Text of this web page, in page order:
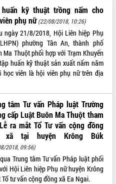
huấn kỹ thuật trồng nấm cho
phụ nữ (22/08/2018, 10:26)
ngày 21/8/2018, Hội Liên hiệp Phụ
phường Tân An, thành phố
Ma Thuột phối hợp với Trạm Khuyến
huấn kỹ thuật sản xuất nấm năm
viên là hội viên phụ nữ trên địa
tâm Tư vấn Pháp luật Trường
cấp Luật Buôn Ma Thuột tham
ra mắt Tổ Tư vấn cộng đồng
xã tại huyện Krông Búk
2018, 09:56)
Trung tâm Tư vấn Pháp luật phối
Hội Liên hiệp Phụ nữ huyện Krông
tư vấn cộng đồng xã Ea Ngai.